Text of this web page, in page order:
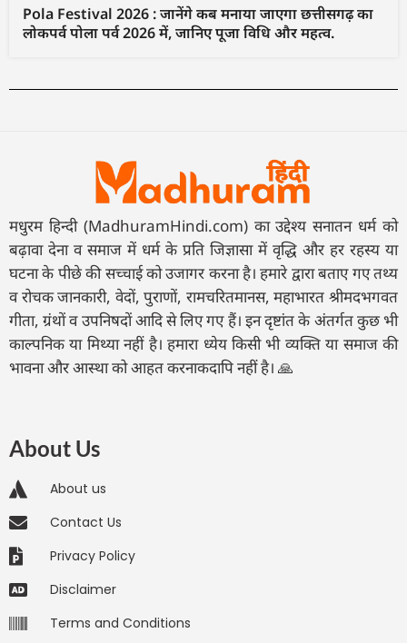
Pola Festival 2026 : जानेंगे कब मनाया जाएगा छत्तीसगढ़ का
लोकपर्व पोला पर्व 2026 में, जानिए पूजा विधि और महत्व.
मधुरम हिन्दी (MadhuramHindi.com) का उद्देश्य सनातन धर्म को
बढ़ावा देना व समाज में धर्म के प्रति जिज्ञासा में वृद्धि और हर रहस्य या
घटना के पीछे की सच्चाई को उजागर करना है। हमारे द्वारा बताए गए तथ्य
व रोचक जानकारी, वेदों, पुराणों, रामचरितमानस, महाभारत श्रीमदभगवत
गीता, ग्रंथों व उपनिषदों आदि से लिए गए हैं। इन दृष्टांत के अंतर्गत कुछ भी
काल्पनिक या मिथ्या नहीं है। हमारा ध्येय किसी भी व्यक्ति या समाज की
भावना और आस्था को आहत करनाकदापि नहीं है। 🙏
About Us
About us
Contact Us
Privacy Policy
Disclaimer
Terms and Conditions